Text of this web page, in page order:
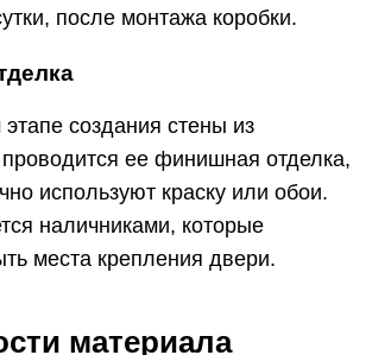
после монтажа коробки.
создания стены из
проводится ее финишная отделка,
используют краску или обои.
наличниками, которые
места крепления двери.
материала